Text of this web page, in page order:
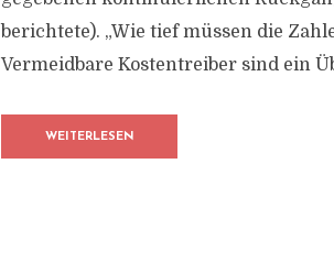
berichtete). „Wie tief müssen die
Vermeidbare Kostentreiber sind ein
WEITERLESEN